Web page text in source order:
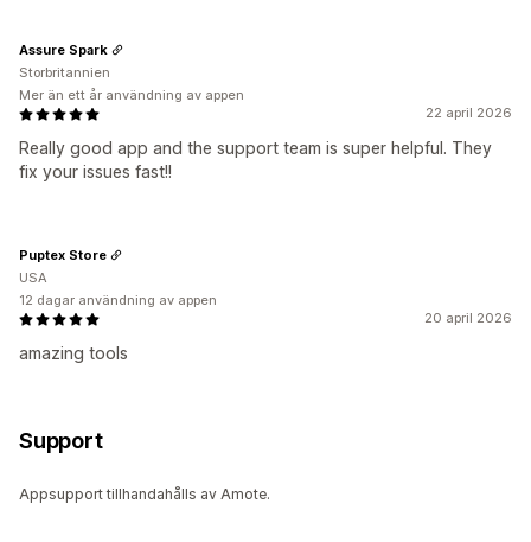
22 april 2026
Really good app and the support team is super helpful. They
fix your issues fast!!
Assure Spark
Storbritannien
Mer än ett år användning av appen
20 april 2026
amazing tools
Puptex Store
USA
12 dagar användning av appen
Support
Appsupport tillhandahålls av Amote.